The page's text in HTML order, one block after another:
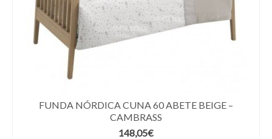
FUNDA NÓRDICA CUNA 60 ABETE BEIGE –
CAMBRASS
148,05€